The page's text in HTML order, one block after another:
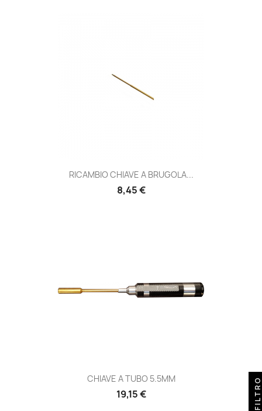
RICAMBIO CHIAVE A BRUGOLA...
Prezzo
8,45 €
CHIAVE A TUBO 5.5MM
Prezzo
19,15 € FILTRO